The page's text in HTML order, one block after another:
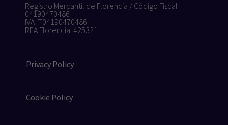
Registro Mercantil de Florencia / Código Fiscal
04190470486
IVA IT04190470486
REA Florencia: 425321
Privacy Policy
Cookie Policy